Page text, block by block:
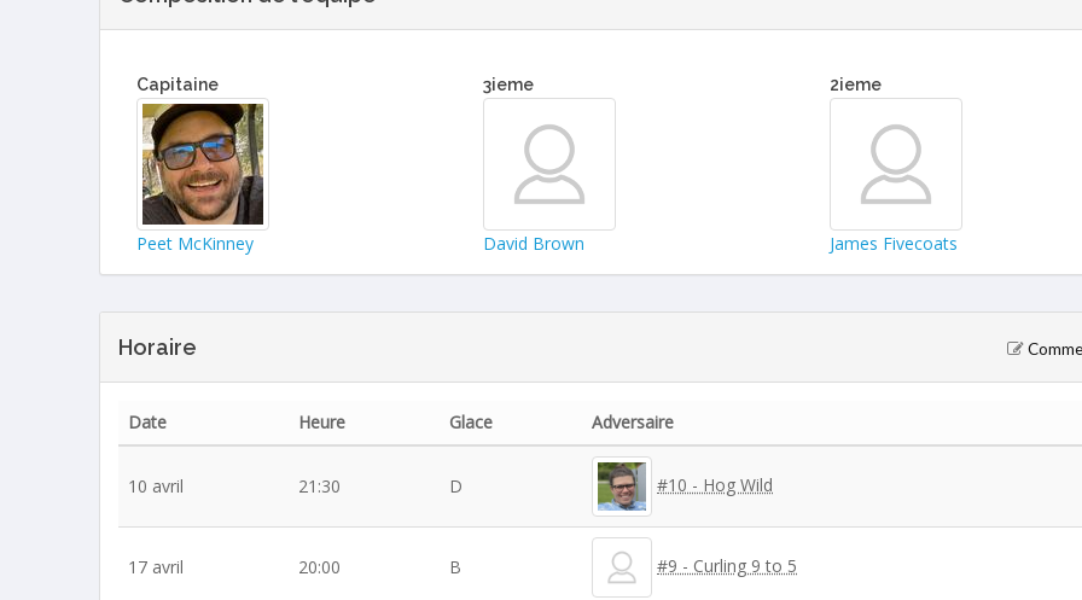
Capitaine
Peet McKinney
3ieme
David Brown
2ieme
James Fivecoats
Horaire
Date Heure Glace Adversaire
10 avril 21:30 D #10 - Hog Wild
17 avril 20:00 B #9 - Curling 9 to 5